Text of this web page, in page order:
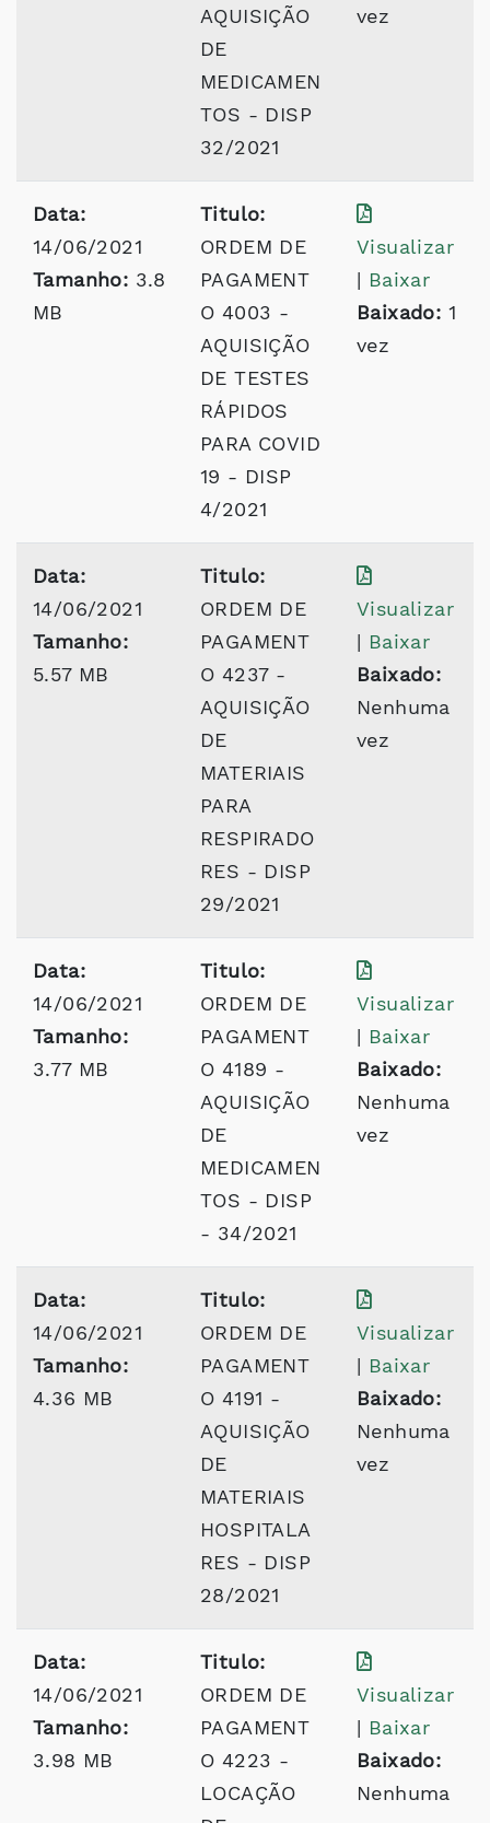
AQUISIÇÃO
DE
MEDICAMEN
TOS - DISP
32/2021
vez
Data:
14/06/2021
Tamanho: 3.8
MB
Titulo:
ORDEM DE
PAGAMENT
O 4003 -
AQUISIÇÃO
DE TESTES
RÁPIDOS
PARA COVID
19 - DISP
4/2021
Visualizar
| Baixar
Baixado: 1
vez
Data:
14/06/2021
Tamanho:
5.57 MB
Titulo:
ORDEM DE
PAGAMENT
O 4237 -
AQUISIÇÃO
DE
MATERIAIS
PARA
RESPIRADO
RES - DISP
29/2021
Visualizar
| Baixar
Baixado:
Nenhuma
vez
Data:
14/06/2021
Tamanho:
3.77 MB
Titulo:
ORDEM DE
PAGAMENT
O 4189 -
AQUISIÇÃO
DE
MEDICAMEN
TOS - DISP
- 34/2021
Visualizar
| Baixar
Baixado:
Nenhuma
vez
Data:
14/06/2021
Tamanho:
4.36 MB
Titulo:
ORDEM DE
PAGAMENT
O 4191 -
AQUISIÇÃO
DE
MATERIAIS
HOSPITALA
RES - DISP
28/2021
Visualizar
| Baixar
Baixado:
Nenhuma
vez
Data:
14/06/2021
Tamanho:
3.98 MB
Titulo:
ORDEM DE
PAGAMENT
O 4223 -
LOCAÇÃO
Visualizar
| Baixar
Baixado:
Nenhuma